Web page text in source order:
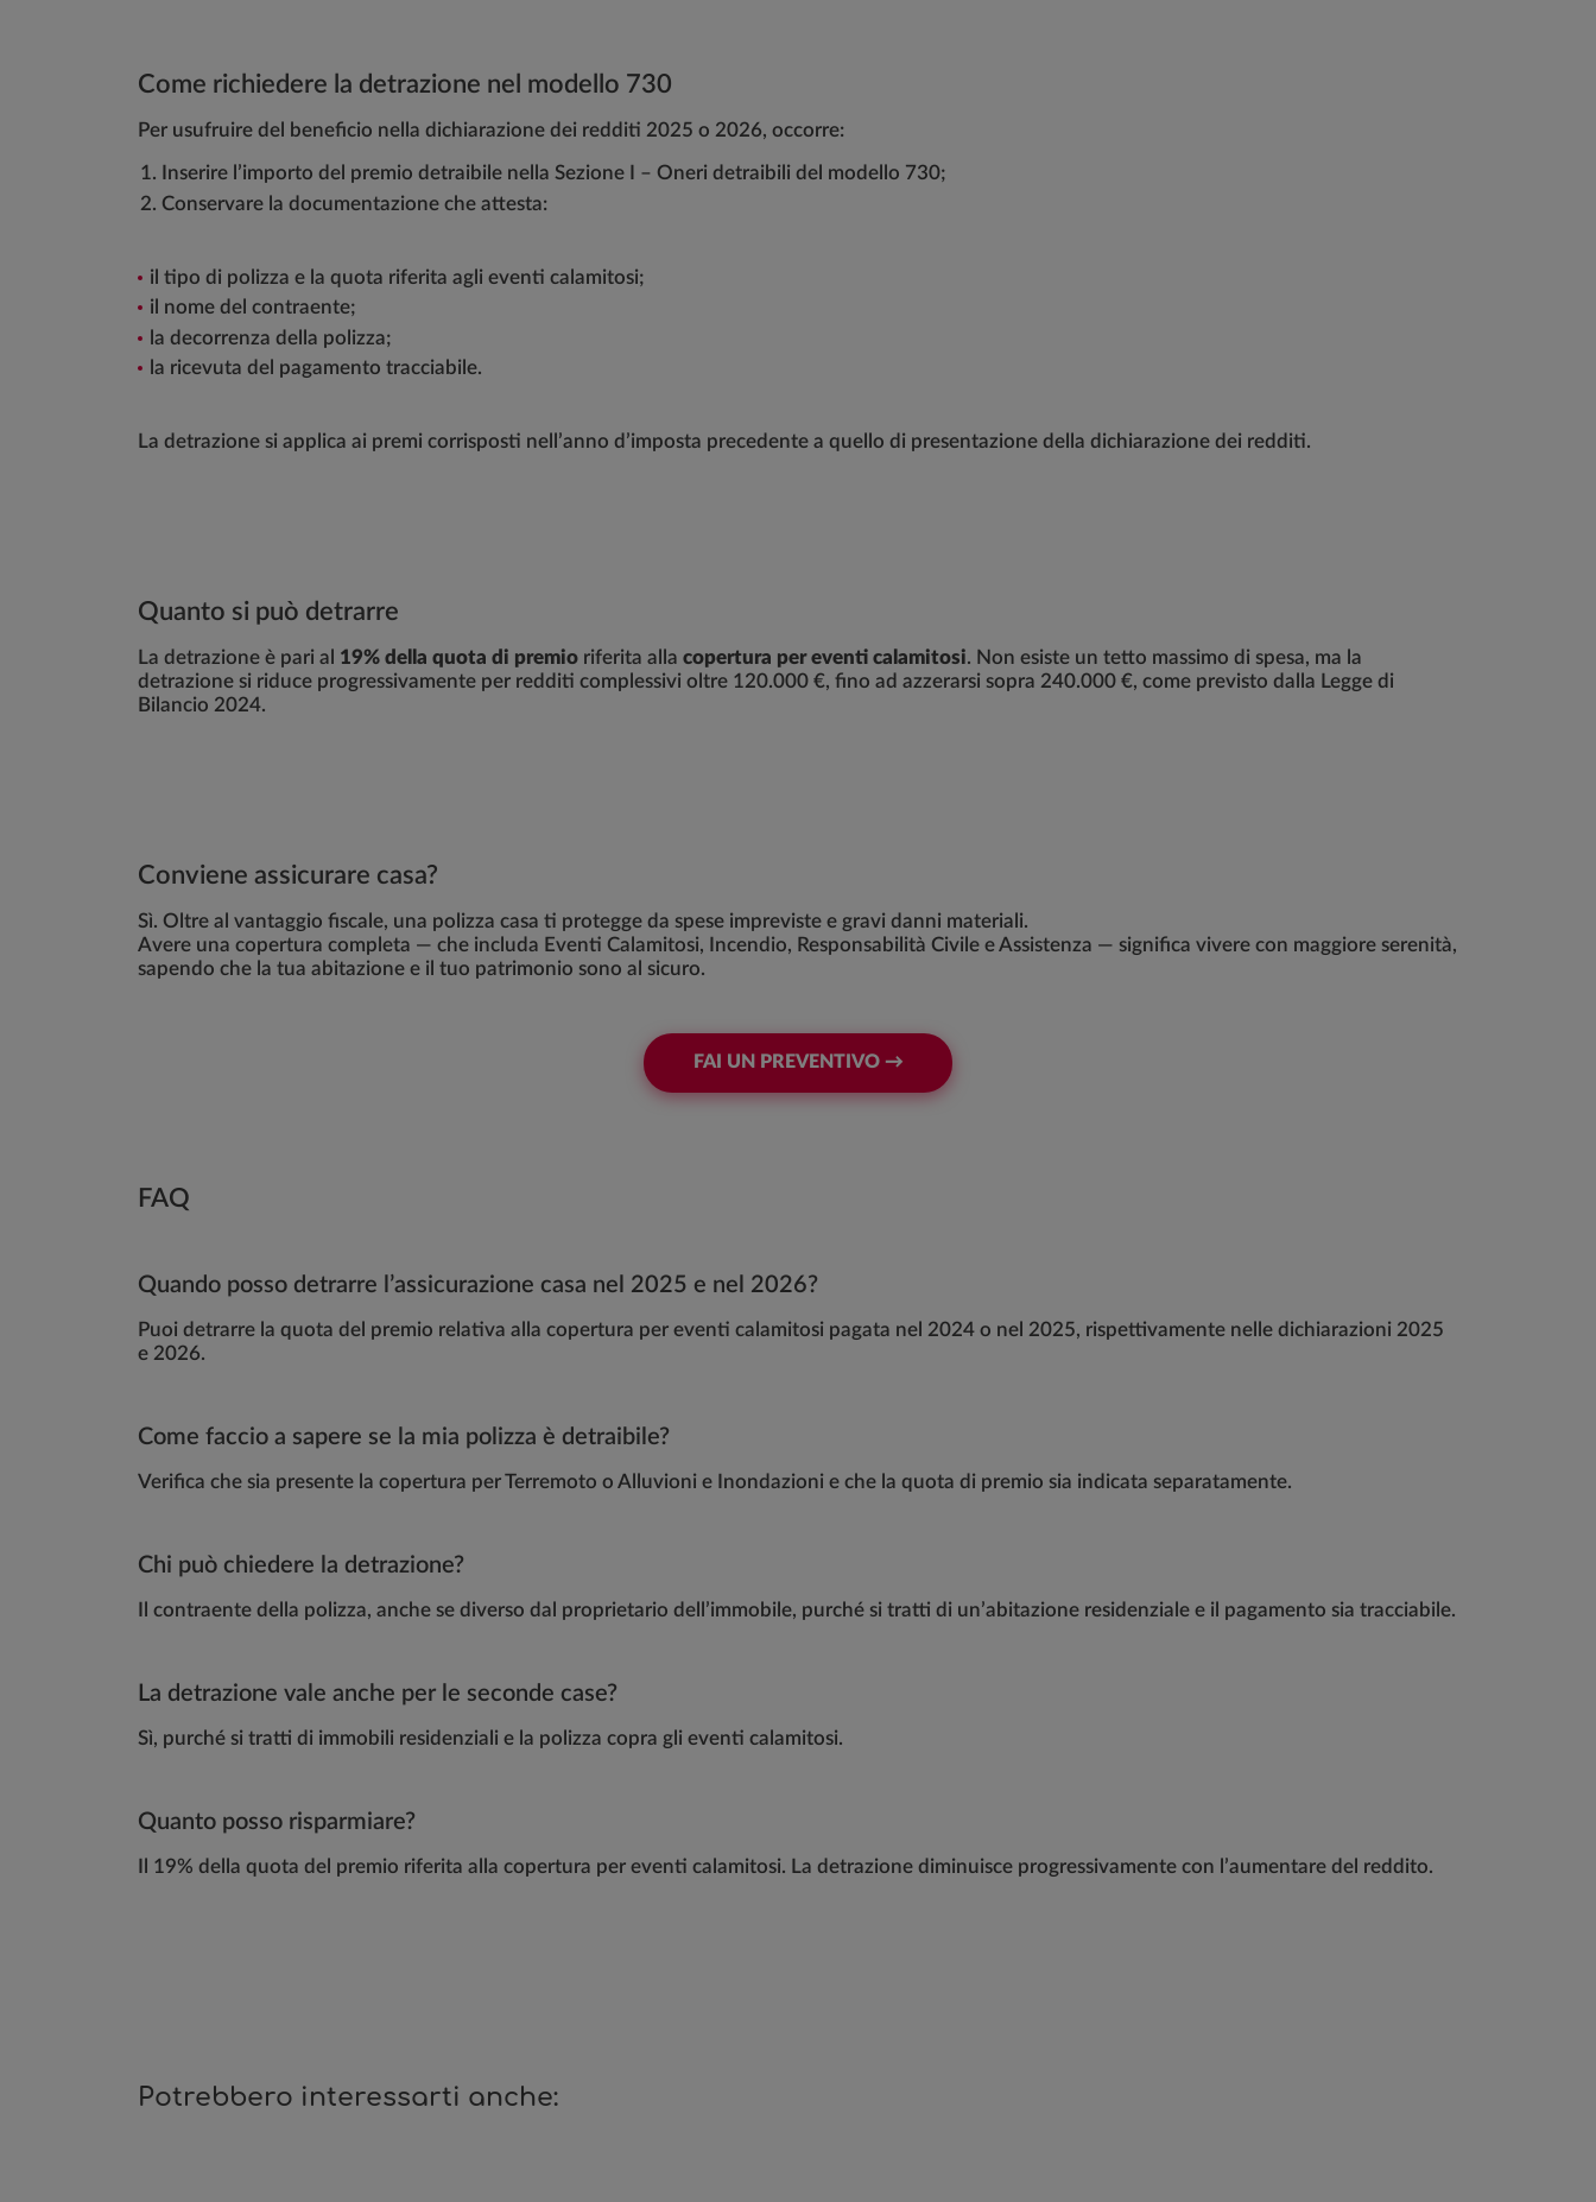
Come richiedere la detrazione nel modello 730
Per usufruire del beneficio nella dichiarazione dei redditi 2025 o 2026, occorre:
Inserire l’importo del premio detraibile nella Sezione I – Oneri detraibili del modello 730;
Conservare la documentazione che attesta:
il tipo di polizza e la quota riferita agli eventi calamitosi;
il nome del contraente;
la decorrenza della polizza;
la ricevuta del pagamento tracciabile.
La detrazione si applica ai premi corrisposti nell’anno d’imposta precedente a quello di presentazione della dichiarazione dei redditi.
Quanto si può detrarre
La detrazione è pari al 19% della quota di premio riferita alla copertura per eventi calamitosi. Non esiste un tetto massimo di spesa, ma la
detrazione si riduce progressivamente per redditi complessivi oltre 120.000 €, fino ad azzerarsi sopra 240.000 €, come previsto dalla Legge di
Bilancio 2024.
Conviene assicurare casa?
Sì. Oltre al vantaggio fiscale, una polizza casa ti protegge da spese impreviste e gravi danni materiali.
Avere una copertura completa — che includa Eventi Calamitosi, Incendio, Responsabilità Civile e Assistenza — significa vivere con maggiore serenità,
sapendo che la tua abitazione e il tuo patrimonio sono al sicuro.
FAI UN PREVENTIVO →
FAQ
Quando posso detrarre l’assicurazione casa nel 2025 e nel 2026?
Puoi detrarre la quota del premio relativa alla copertura per eventi calamitosi pagata nel 2024 o nel 2025, rispettivamente nelle dichiarazioni 2025
e 2026.
Come faccio a sapere se la mia polizza è detraibile?
Verifica che sia presente la copertura per Terremoto o Alluvioni e Inondazioni e che la quota di premio sia indicata separatamente.
Chi può chiedere la detrazione?
Il contraente della polizza, anche se diverso dal proprietario dell’immobile, purché si tratti di un’abitazione residenziale e il pagamento sia tracciabile.
La detrazione vale anche per le seconde case?
Sì, purché si tratti di immobili residenziali e la polizza copra gli eventi calamitosi.
Quanto posso risparmiare?
Il 19% della quota del premio riferita alla copertura per eventi calamitosi. La detrazione diminuisce progressivamente con l’aumentare del reddito.
Potrebbero interessarti anche: